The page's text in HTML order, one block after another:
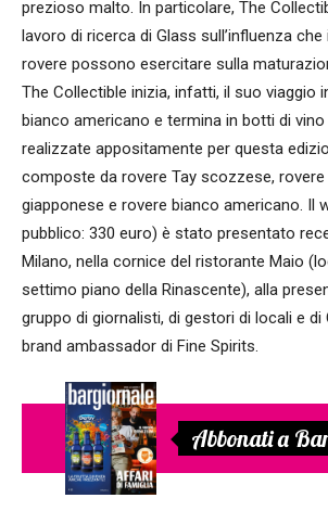
prezioso malto. In particolare, The
lavoro di ricerca di Glass sull’influenza che
rovere possono esercitare sulla
The Collectible inizia, infatti, il suo viaggio
bianco americano e termina in botti di
realizzate appositamente per questa
composte da rovere Tay scozzese, rovere
giapponese e rovere bianco americano. Il
pubblico: 330 euro) è stato presentato
Milano, nella cornice del ristorante Maio
settimo piano della Rinascente), alla
gruppo di giornalisti, di gestori di locali e di
brand ambassador di Fine Spirits.
Abbonati a